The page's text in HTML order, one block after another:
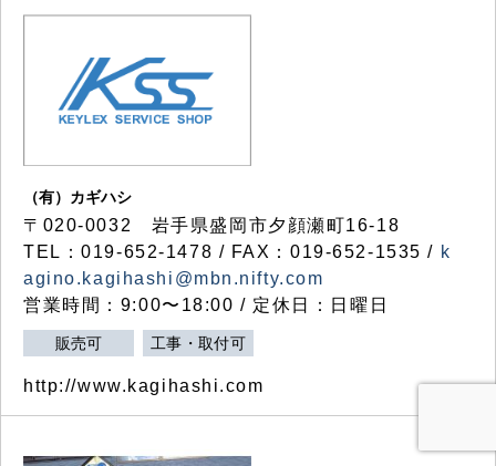
（有）カギハシ
〒020-0032 岩手県盛岡市夕顔瀬町16-18
TEL：019-652-1478 / FAX：019-652-1535 / k
agino.kagihashi@mbn.nifty.com
営業時間：9:00〜18:00 / 定休日：日曜日
販売可 工事・取付可
http://www.kagihashi.com